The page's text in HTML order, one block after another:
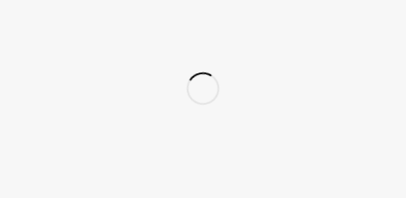
لوازم طراحی ناخن